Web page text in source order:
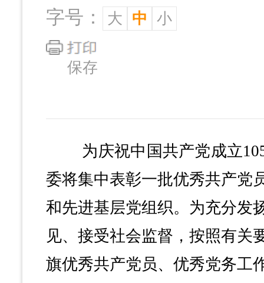
字号： 大 中 小
保存
为庆祝中国共产党成立105
委将集中表彰一批优秀共产党
和先进基层党组织。为充分发
见、接受社会监督，按照有关
旗优秀共产党员、优秀党务工